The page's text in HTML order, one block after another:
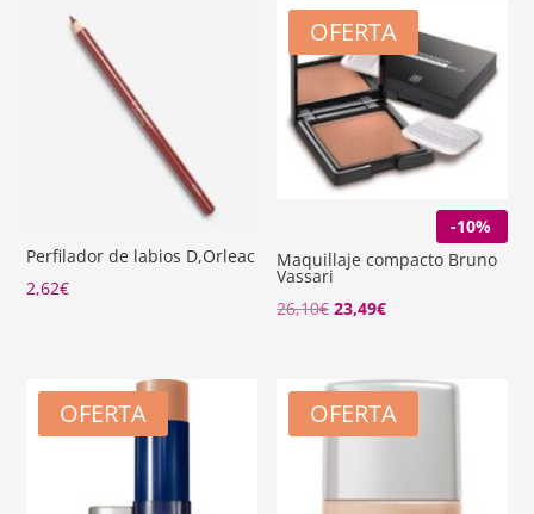
Perfilador de labios D,Orleac
2,62€
OFERTA
-10%
Maquillaje compacto Bruno
Vassari
26,10€ El
era:
26,10€.
23,49€El
es:
23,49€.
OFERTA OFERTA